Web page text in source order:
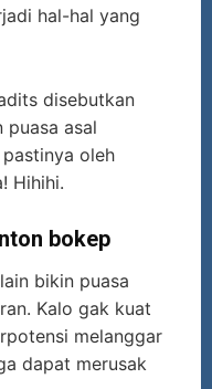
hal-hal yang
disebutkan
puasa asal
oleh
Hihihi.
bokep
bikin puasa
Kalo gak kuat
melanggar
dapat merusak